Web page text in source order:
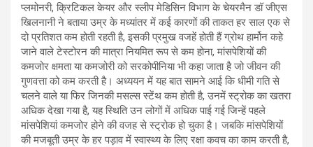
प्लमोनरी, क्रिटिकल केयर और स्लीप मेडिसिन विभाग के चेयरमैन डॉ जीएस
खिलनानी ने बताया उम्र के मध्यांतर में कई कारणों की ताकत हर साल एक से
दो प्रतिशत कम होती रहती है, इसकी प्रमुख वजहें होती हैं ग्रोथ हार्मोन कहे
जाने वाले टेस्टोरन की मात्रा नियमित रूप से कम होना, मांसपेशियों की
कमजोर क्षमता या कमजोरी को सरकोपीनिया भी कहा जाता है जो जीवन की
गुणवत्ता को कम करती है। अध्ययन में यह बात सामने आई कि धीमी गति से
चलने वाले या फिर जिनकी मसल्स स्टेंथ कम होती है, उनमें स्ट्रोक का खतरा
अधिक देखा गया है, यह स्थिति उन लोगों में अधिक पाई गई जिन्हें पहले
मांसपेशियां कमजोर होने की वजह से स्ट्रोक हो चुका है। जबकि मांसपेशियों
की मजबूती उम्र के हर पड़ाव में स्वास्थ्य के लिए रक्षा कवच का काम करती है,